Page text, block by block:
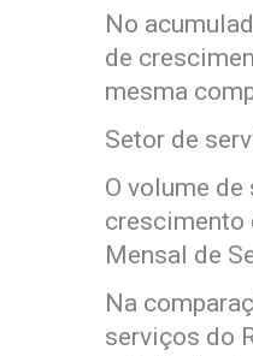
No
de
mesma
Setor de
O volume de
crescimento
Mensal de
Na
serviços do